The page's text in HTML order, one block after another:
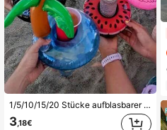
1/5/10/15/20 Stücke aufblasbarer Becherhalter, Becherbasis, Wasserbecher-Matte, Wassergetränke-Becherhalter-Basis, schwimmender aufblasbarer Becherständer Getränkebecher-Matte, geeignet für Poolparty, Outdoor-Aktivitäten und andere Anlässe
3,18€